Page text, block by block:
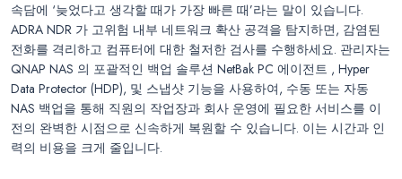
속담에 ‘늦었다고 생각할 때가 가장 빠른 때’라는 말이 있습니다.
ADRA NDR 가 고위험 내부 네트워크 확산 공격을 탐지하면, 감염된
전화를 격리하고 컴퓨터에 대한 철저한 검사를 수행하세요. 관리자는
QNAP NAS 의 포괄적인 백업 솔루션 NetBak PC 에이전트 , Hyper
Data Protector (HDP), 및 스냅샷 기능을 사용하여, 수동 또는 자동
NAS 백업을 통해 직원의 작업장과 회사 운영에 필요한 서비스를 이
전의 완벽한 시점으로 신속하게 복원할 수 있습니다. 이는 시간과 인
력의 비용을 크게 줄입니다.